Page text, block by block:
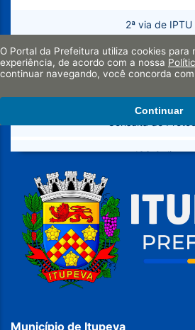
Sanitário (PMAE)
Secretarias
Legislação
2ª via de IPTU
Emissão de
ISS Online
Instalação de
Licitações
Requerimentos
Município de Itupeva
O Portal da Prefeitura utiliza cookies para
experiência, de acordo com a nossa
continuar navegando, você concorda
Continuar